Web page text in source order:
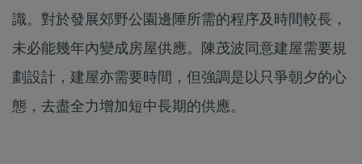
識。對於發展郊野公園邊陲所需的程序及時間較長，
未必能幾年內變成房屋供應。陳茂波同意建屋需要規
劃設計，建屋亦需要時間，但強調是以只爭朝夕的心
態，去盡全力增加短中長期的供應。